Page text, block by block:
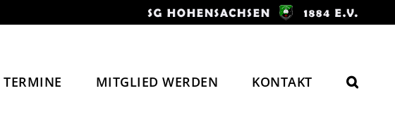
TERMINE MITGLIED WERDEN KONTAKT